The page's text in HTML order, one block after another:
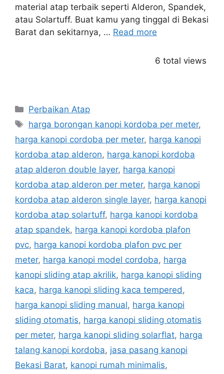
material atap terbaik seperti Alderon, Spandek,
atau Solartuff. Buat kamu yang tinggal di Bekasi
Barat dan sekitarnya, … Read more
6 total views
Categories
Perbaikan Atap
Tags
harga borongan kanopi kordoba per meter,
harga kanopi cordoba per meter, harga kanopi
kordoba atap alderon, harga kanopi kordoba
atap alderon double layer, harga kanopi
kordoba atap alderon per meter, harga kanopi
kordoba atap alderon single layer, harga kanopi
kordoba atap solartuff, harga kanopi kordoba
atap spandek, harga kanopi kordoba plafon
pvc, harga kanopi kordoba plafon pvc per
meter, harga kanopi model cordoba, harga
kanopi sliding atap akrilik, harga kanopi sliding
kaca, harga kanopi sliding kaca tempered ,
harga kanopi sliding manual, harga kanopi
sliding otomatis, harga kanopi sliding otomatis
per meter, harga kanopi sliding solarflat, harga
talang kanopi kordoba, jasa pasang kanopi
Bekasi Barat, kanopi rumah minimalis,